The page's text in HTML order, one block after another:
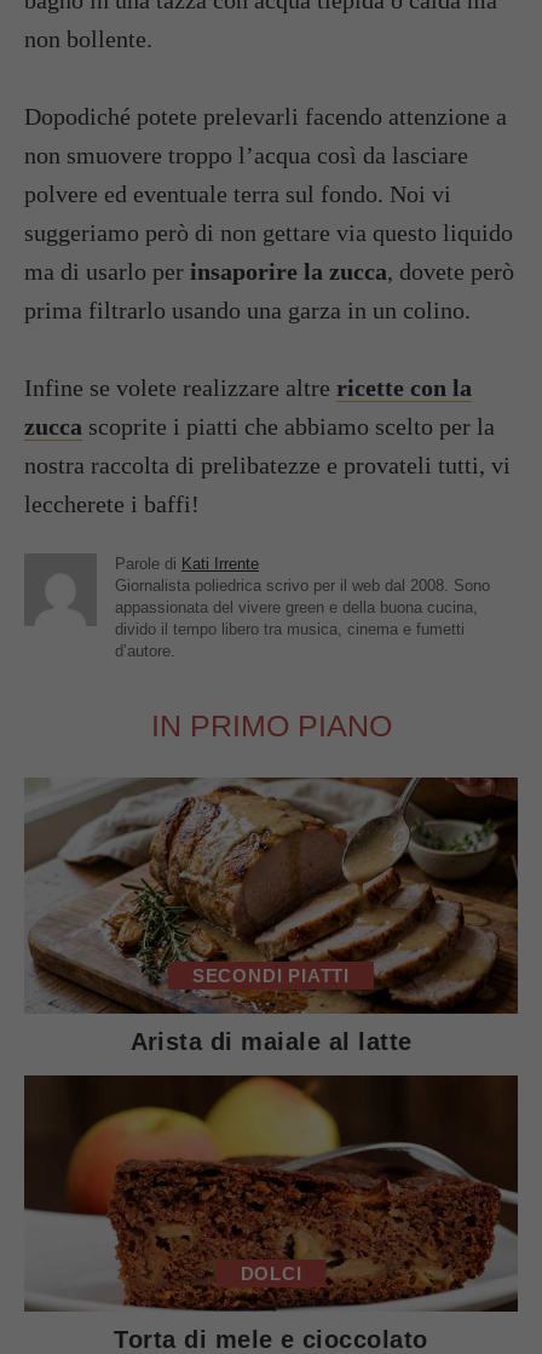
non bollente.
Dopodiché potete prelevarli facendo attenzione a
non smuovere troppo l’acqua così da lasciare
polvere ed eventuale terra sul fondo. Noi vi
suggeriamo però di non gettare via questo liquido
ma di usarlo per insaporire la zucca, dovete però
prima filtrarlo usando una garza in un colino.
Infine se volete realizzare altre ricette con la
zucca scoprite i piatti che abbiamo scelto per la
nostra raccolta di prelibatezze e provateli tutti, vi
leccherete i baffi!
Parole di Kati Irrente
Giornalista poliedrica scrivo per il web dal 2008. Sono
appassionata del vivere green e della buona cucina,
divido il tempo libero tra musica, cinema e fumetti
d’autore.
IN PRIMO PIANO
SECONDI PIATTI
Arista di maiale al latte
DOLCI
Torta di mele e cioccolato